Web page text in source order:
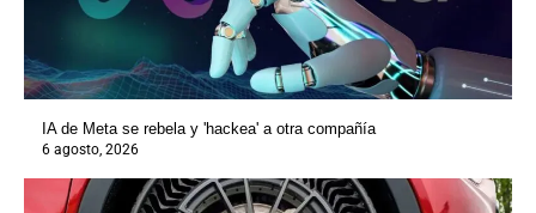
IA de Meta se rebela y 'hackea' a otra compañía
6 agosto, 2026